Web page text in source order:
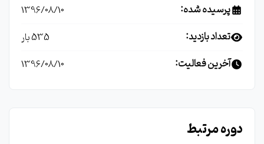
پرسیده شده: 1396/08/10
تعداد بازدید: 535 بار
آخرین فعالیت: 1396/08/10
دوره مرتبط